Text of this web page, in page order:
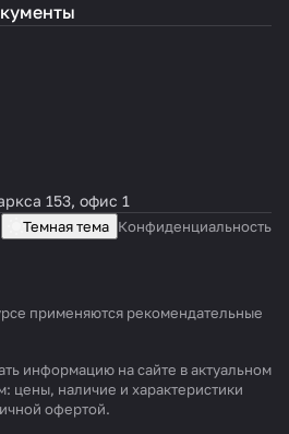
153, офис 1
Темная тема Конфиденциальность
применяются рекомендательные
информацию на сайте в актуальном
цены, наличие и характеристики
офертой.